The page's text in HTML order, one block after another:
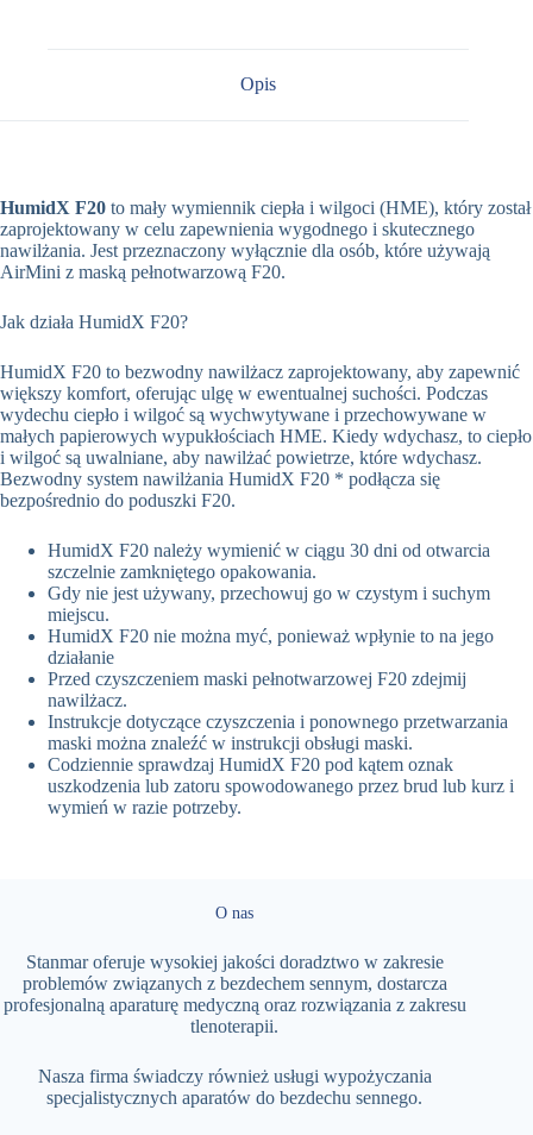
Opis
HumidX F20 to mały wymiennik ciepła i wilgoci (HME), który został
zaprojektowany w celu zapewnienia wygodnego i skutecznego
nawilżania. Jest przeznaczony wyłącznie dla osób, które używają
AirMini z maską pełnotwarzową F20.
Jak działa HumidX F20?
HumidX F20 to bezwodny nawilżacz zaprojektowany, aby zapewnić
większy komfort, oferując ulgę w ewentualnej suchości. Podczas
wydechu ciepło i wilgoć są wychwytywane i przechowywane w
małych papierowych wypukłościach HME. Kiedy wdychasz, to ciepło
i wilgoć są uwalniane, aby nawilżać powietrze, które wdychasz.
Bezwodny system nawilżania HumidX F20 * podłącza się
bezpośrednio do poduszki F20.
HumidX F20 należy wymienić w ciągu 30 dni od otwarcia
szczelnie zamkniętego opakowania.
Gdy nie jest używany, przechowuj go w czystym i suchym
miejscu.
HumidX F20 nie można myć, ponieważ wpłynie to na jego
działanie
Przed czyszczeniem maski pełnotwarzowej F20 zdejmij
nawilżacz.
Instrukcje dotyczące czyszczenia i ponownego przetwarzania
maski można znaleźć w instrukcji obsługi maski.
Codziennie sprawdzaj HumidX F20 pod kątem oznak
uszkodzenia lub zatoru spowodowanego przez brud lub kurz i
wymień w razie potrzeby.
O nas
Stanmar oferuje wysokiej jakości doradztwo w zakresie
problemów związanych z bezdechem sennym, dostarcza
profesjonalną aparaturę medyczną oraz rozwiązania z zakresu
tlenoterapii.
Nasza firma świadczy również usługi wypożyczania
specjalistycznych aparatów do bezdechu sennego.